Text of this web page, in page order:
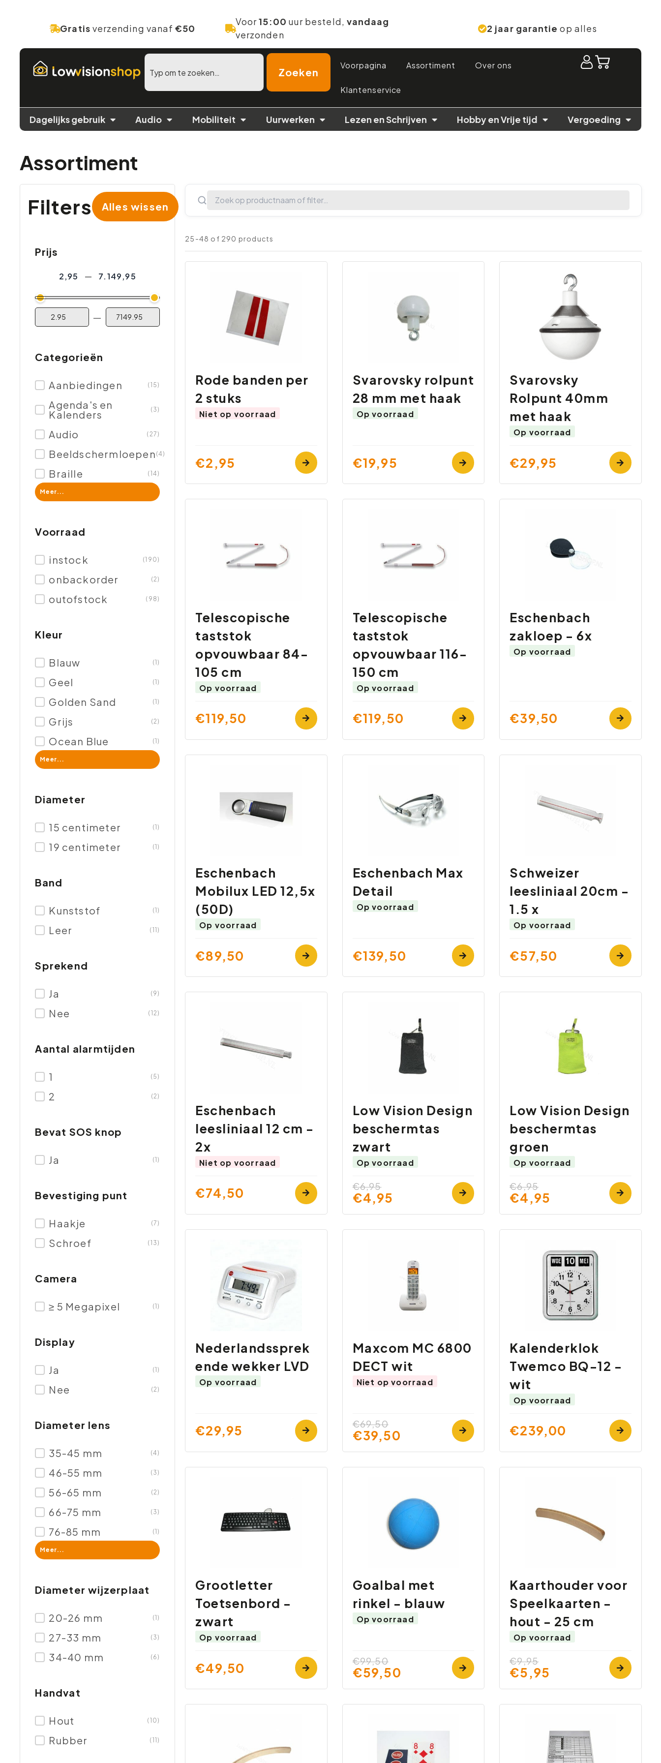
Gratis verzending vanaf €50
Voor15:00 uur besteld, vandaag
verzonden
2 jaar garantie op alles
Zoeken
Voorpagina Assortiment Over ons
Klantenservice
Dagelijks gebruik Audio Mobiliteit Uurwerken Lezen en Schrijven Hobby en Vrije tijd Vergoeding
Assortiment
Filters
Alles wissen
Prijs
2,95 — 7.149,95
—
Categorieën
Aanbiedingen (15)
Agenda's en
Kalenders
(3)
Audio (27)
Beeldschermloepen (4)
Braille (14)
Meer...
Voorraad
instock (190)
onbackorder (2)
outofstock (98)
Kleur
Blauw (1)
Geel (1)
Golden Sand (1)
Grijs (2)
Ocean Blue (1)
Meer...
Diameter
15 centimeter (1)
19 centimeter (1)
Band
Kunststof (1)
Leer (11)
Sprekend
Ja (9)
Nee (12)
Aantal alarmtijden
1 (5)
2 (2)
Bevat SOS knop
Ja (1)
Bevestiging punt
Haakje (7)
Schroef (13)
Camera
≥ 5 Megapixel (1)
Display
Ja (1)
Nee (2)
Diameter lens
35-45 mm (4)
46-55 mm (3)
56-65 mm (2)
66-75 mm (3)
76-85 mm (1)
Meer...
Diameter wijzerplaat
20-26 mm (1)
27-33 mm (3)
34-40 mm (6)
Handvat
Hout (10)
Rubber (11)
25-48 of 290 products
Rode banden per
2 stuks
Niet op voorraad
€2,95
Svarovsky rolpunt
28 mm met haak
Op voorraad
€19,95
Svarovsky
Rolpunt 40mm
met haak
Op voorraad
€29,95
Telescopische
taststok
opvouwbaar 84-
105 cm
Op voorraad
€119,50
Telescopische
taststok
opvouwbaar 116-
150 cm
Op voorraad
€119,50
Eschenbach
zakloep - 6x
Op voorraad
€39,50
Eschenbach
Mobilux LED 12,5x
(50D)
Op voorraad
€89,50
Eschenbach Max
Detail
Op voorraad
€139,50
Schweizer
leesliniaal 20cm -
1.5 x
Op voorraad
€57,50
Eschenbach
leesliniaal 12 cm -
2x
Niet op voorraad
€74,50
Low Vision Design
beschermtas
zwart
Op voorraad
€6,95
€4,95
Low Vision Design
beschermtas
groen
Op voorraad
€6,95
€4,95
Nederlandssprek
ende wekker LVD
Op voorraad
€29,95
Maxcom MC 6800
DECT wit
Niet op voorraad
€69,50
€39,50
Kalenderklok
Twemco BQ-12 -
wit
Op voorraad
€239,00
Grootletter
Toetsenbord -
zwart
Op voorraad
€49,50
Goalbal met
rinkel - blauw
Op voorraad
€99,50
€59,50
Kaarthouder voor
Speelkaarten -
hout - 25 cm
Op voorraad
€9,95
€5,95